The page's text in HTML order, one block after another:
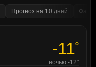
Прогноз на 10 дней
-11°
ночью -12°